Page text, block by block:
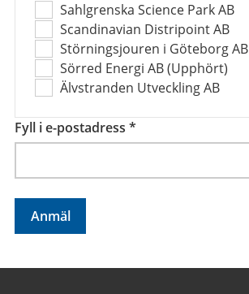
Sahlgrenska Science Park AB
Scandinavian Distripoint AB
Störningsjouren i Göteborg AB
Sörred Energi AB (Upphört)
Älvstranden Utveckling AB
Fyll i e-postadress *
Anmäl